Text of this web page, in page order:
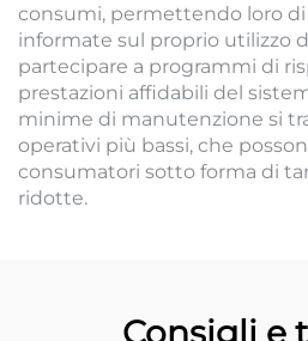
consumi, permettendo loro
informate sul proprio utilizzo
partecipare a programmi di
prestazioni affidabili del
minime di manutenzione si
operativi più bassi, che
consumatori sotto forma di
ridotte.
Consigli e